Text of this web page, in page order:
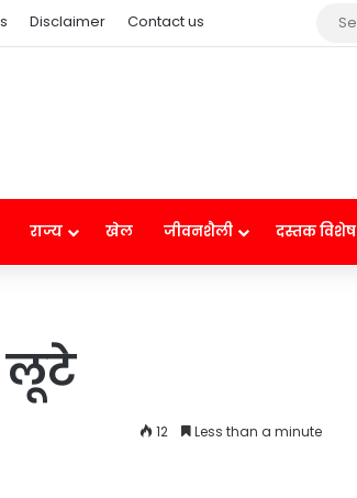
Disclaimer Contact us
राज्य खेल जीवनशैली दस्तक विशेष
लूटे
12 Less than a minute